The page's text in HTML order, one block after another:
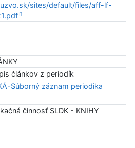
sites/default/files/aff-lf-
článkov z periodík
Súborný záznam periodika
činnosť SLDK - KNIHY